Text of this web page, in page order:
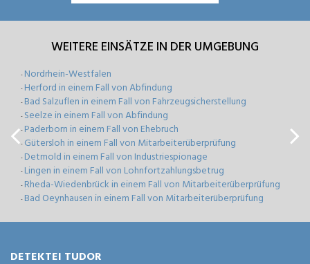
WEITERE EINSÄTZE IN DER UMGEBUNG
- Nordrhein-Westfalen
- Herford in einem Fall von Abfindung
- Bad Salzuflen in einem Fall von Fahrzeugsicherstellung
- Seelze in einem Fall von Abfindung
- Paderborn in einem Fall von Ehebruch
- Gütersloh in einem Fall von Mitarbeiterüberprüfung
- Detmold in einem Fall von Industriespionage
- Lingen in einem Fall von Lohnfortzahlungsbetrug
- Rheda-Wiedenbrück in einem Fall von Mitarbeiterüberprüfung
- Bad Oeynhausen in einem Fall von Mitarbeiterüberprüfung
DETEKTEI TUDOR